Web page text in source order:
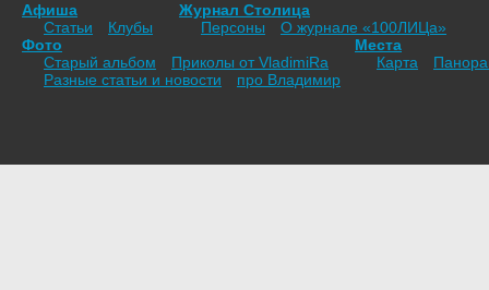
Афиша
Статьи
Клубы
Журнал Столица
Персоны
О журнале «100ЛИЦа»
Фото
Старый альбом
Приколы от VladimiRа
Места
Карта
Разные статьи и новости
про Владимир